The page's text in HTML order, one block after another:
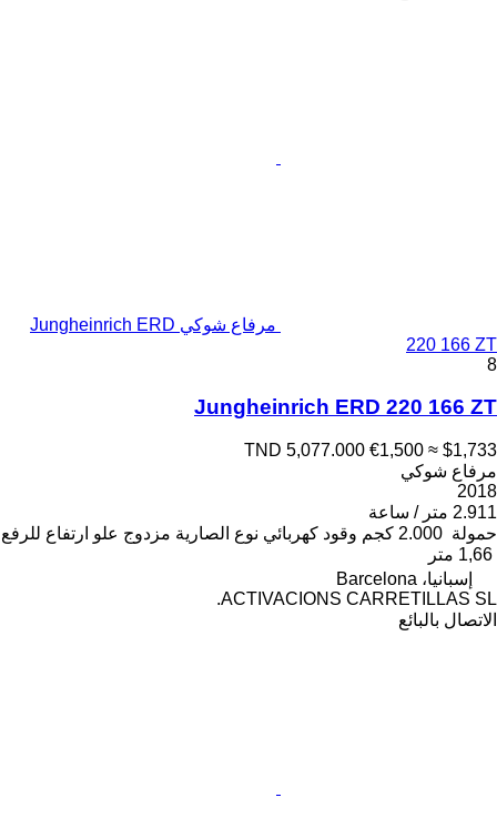
مرفاع شوكي Jungheinrich ERD
220 166 ZT
8
Jungheinrich ERD 220 166 ZT
TND 5,077.000 €1,500 ≈ $1,733
مرفاع شوكي
2018
2.911 متر / ساعة
حمولة 2.000 كجم وقود كهربائي نوع الصارية مزدوج علو ارتفاع للرفع
1,66 متر
إسبانيا، Barcelona
ACTIVACIONS CARRETILLAS SL.
الاتصال بالبائع